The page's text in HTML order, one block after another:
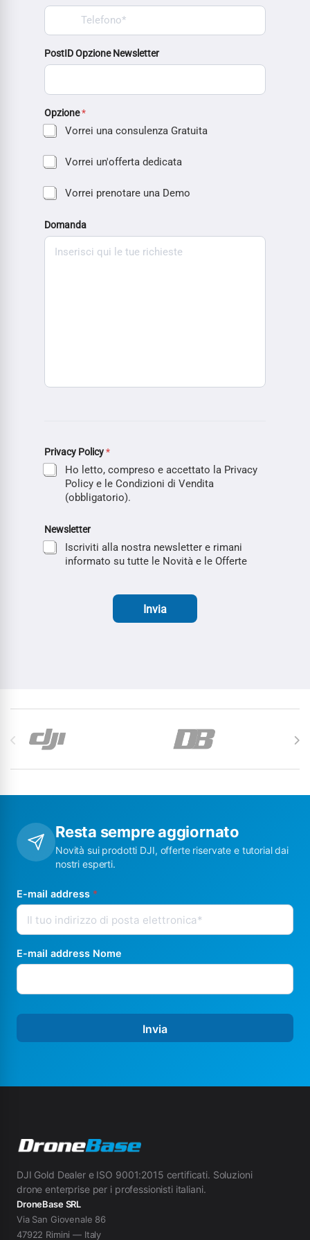
PostID Opzione Newsletter
Opzione*
Vorrei una consulenza Gratuita
Vorrei un'offerta dedicata
Vorrei prenotare una Demo
Domanda
Privacy Policy*
Ho letto, compreso e accettato la Privacy
Policy e le Condizioni di Vendita
(obbligatorio).
Newsletter
Iscriviti alla nostra newsletter e rimani
informato su tutte le Novità e le Offerte
Invia
Resta sempre aggiornato
Novità sui prodotti DJI, offerte riservate e tutorial dai
nostri esperti.
E-mail address *
E-mail address Nome
Invia
DJI Gold Dealer e ISO 9001:2015 certificati. Soluzioni
drone enterprise per i professionisti italiani.
DroneBase SRL
Via San Giovenale 86
47922 Rimini — Italy